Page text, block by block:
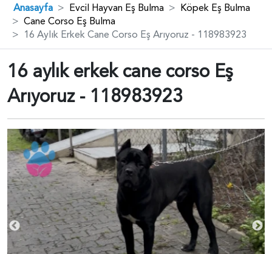
Anasayfa Evcil Hayvan Eş Bulma
Köpek Eş Bulma
Cane Corso Eş Bulma
16 Aylık Erkek Cane Corso Eş Arıyoruz - 118983923
16 aylık erkek cane corso Eş
Arıyoruz - 118983923